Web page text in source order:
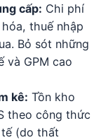
cấp: Chi phí
thuế nhập
Bỏ sót những
và GPM cao
kê: Tồn kho
theo công thức
(do thất